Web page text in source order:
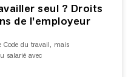
seul ? Droits
de l’employeur
Code du travail, mais
salarié avec